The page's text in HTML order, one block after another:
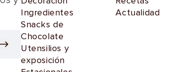
Ingredientes
Snacks de
Chocolate
Utensilios y
exposición
Actualidad